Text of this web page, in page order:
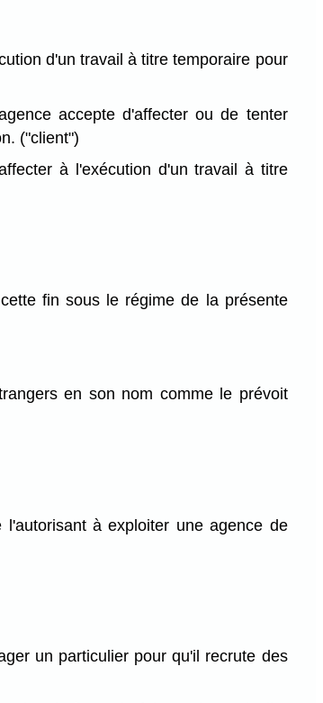
d'un travail à titre temporaire pour
accepte d'affecter ou de tenter
("client")
à l'exécution d'un travail à titre
fin sous le régime de la présente
en son nom comme le prévoit
à exploiter une agence de
un particulier pour qu'il recrute des